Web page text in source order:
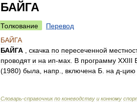
БАЙГА
Толкование
Перевод
БАЙГА
БАЙГА
скачка по пересеченной
проводят и на ип-мах В программу XXIII
(1980) была напр включена Б на д-цию
Словарь-справочник по коневодству и конному